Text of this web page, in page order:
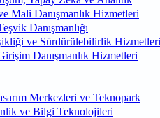
Mali Danışmanlık Hizmetleri
Danışmanlığı
ve Sürdürülebilirlik Hizmetleri
Danışmanlık Hizmetleri
Merkezleri ve Teknopark
ve Bilgi Teknolojileri